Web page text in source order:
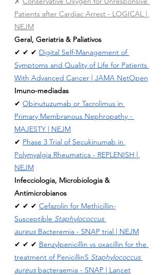
Patients after Cardiac Arrest - LOGICAL |
NEJM
Geral, Geriatria & Paliativos
✔ ✔ ✔ Digital Self-Management of
Symptoms and Quality of Life for Patients
With Advanced Cancer | JAMA NetOpen
Imuno-mediadas
✔ Obinutuzumab or Tacrolimus in
Primary Membranous Nephropathy -
MAJESTY | NEJM
✔ Phase 3 Trial of Secukinumab in
Polymyalgia Rheumatica - REPLENISH |
NEJM
Infecciologia, Microbiologia &
Antimicrobianos
✔ ✔ ✔ Cefazolin for Methicillin-
Susceptible Staphylococcus
aureus Bacteremia - SNAP trial | NEJM
✔ ✔ ✔ Benzylpenicillin vs oxacillin for the
treatment of PenicillinS Staphylococcus
aureus bacteraemia - SNAP | Lancet